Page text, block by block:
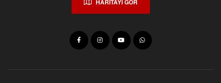
HARİTAYI GÖR